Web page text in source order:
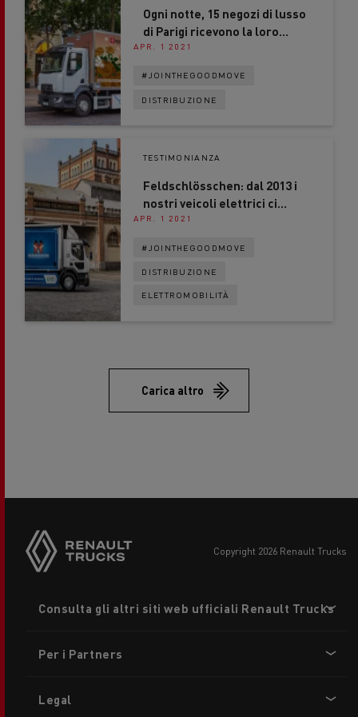
Ogni notte, 15 negozi di lusso
di Parigi ricevono la loro
merce con un veicolo
APR. 1 2021
#JOINTHEGOODMOVE
DISTRIBUZIONE
TESTIMONIANZA
Feldschlösschen: dal 2013 i
nostri veicoli elettrici ci
garantiscono un vantaggio
APR. 1 2021
#JOINTHEGOODMOVE
DISTRIBUZIONE
ELETTROMOBILITÀ
Carica altro
copyright 2026 Renault Trucks
menu
Consulta gli altri siti web ufficiali Renault Trucks
Per i Partners
Legal